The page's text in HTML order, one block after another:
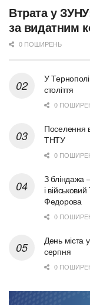
Втрата у
за видатним
0 ПОШИРЕНЬ
У
століття
0
Поселення
ТНТУ
0
З бліндажа
і
Федорова
0
День міста
серпня
0